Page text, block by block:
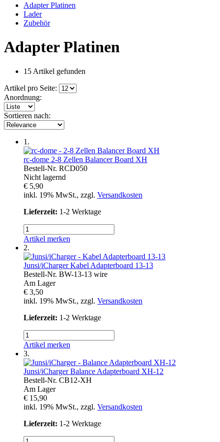
Adapter Platinen
Lader
Zubehör
Adapter Platinen
15 Artikel gefunden
Artikel pro Seite:
Anordnung:
Sortieren nach:
1.
rc-dome 2-8 Zellen Balancer Board XH
Bestell-Nr. RCD050
Nicht lagernd
€ 5,90
inkl. 19% MwSt., zzgl. Versandkosten
Lieferzeit: 1-2 Werktage
Artikel merken
2.
Junsi/iCharger Kabel Adapterboard 13-13
Bestell-Nr. BW-13-13 wire
Am Lager
€ 3,50
inkl. 19% MwSt., zzgl. Versandkosten
Lieferzeit: 1-2 Werktage
Artikel merken
3.
Junsi/iCharger Balance Adapterboard XH-12
Bestell-Nr. CB12-XH
Am Lager
€ 15,90
inkl. 19% MwSt., zzgl. Versandkosten
Lieferzeit: 1-2 Werktage